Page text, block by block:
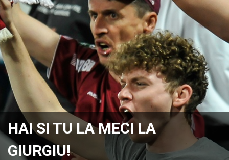
HAI SI TU LA MECI LA
GIURGIU!